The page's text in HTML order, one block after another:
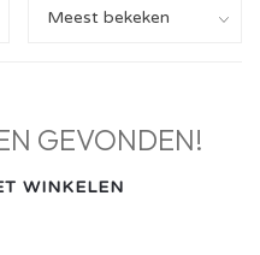
GEVONDEN!
WINKELEN